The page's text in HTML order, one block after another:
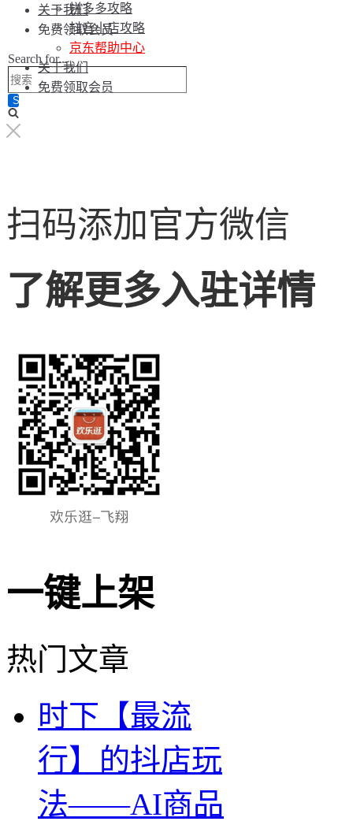
关于我们
免费领取会员
Search for...
拼多多攻略
抖音小店攻略
京东帮助中心
关于我们
免费领取会员
扫码添加官方微信
了解更多入驻详情
一键上架
热门文章
时下【最流
行】的抖店玩
法——AI商品